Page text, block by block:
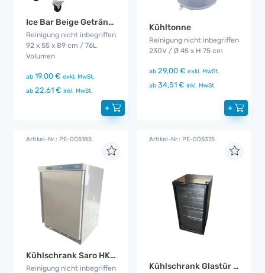
Ice Bar Beige Getränkekühler
Reinigung nicht inbegriffen
92 x 55 x 89 cm / 76L
Volumen
ab 19,00 € exkl. MwSt.
ab 22,61 € inkl. MwSt.
+
Kühltonne
Reinigung nicht inbegriffen
230V / Ø 45 x H 75 cm
ab 29,00 € exkl. MwSt.
ab 34,51 € inkl. MwSt.
+
Artikel-Nr.: PE-005185
Kühlschrank Saro HK200
Reinigung nicht inbegriffen
Artikel-Nr.: PE-005375
Kühlschrank Glastür Klein